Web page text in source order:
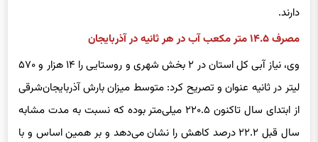
دارند.
مصرف ۱۴.۵ متر مکعب آب در هر ثانیه در آذربایجان
وی، نیاز آبی کل استان در ۲ بخش شهری و روستایی را ۱۴ هزار و ۵۷۰
لیتر در ثانیه عنوان و تصریح کرد: متوسط میزان بارش آذربایجان‌شرقی
از ابتدای سال تاکنون ۲۲۰.۵ میلی‌متر بوده که نسبت به مدت مشابه
سال قبل ۲۲.۲ درصد کاهش را نشان می‌دهد و بر همین اساس و با